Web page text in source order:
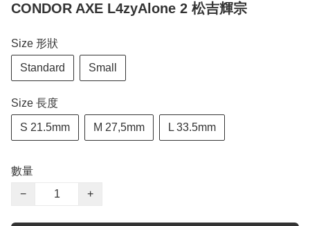
CONDOR AXE L4zyAlone 2 松吉輝宗
Size 形狀
Standard Small
Size 長度
S 21.5mm M 27,5mm L 33.5mm
數量
−
+